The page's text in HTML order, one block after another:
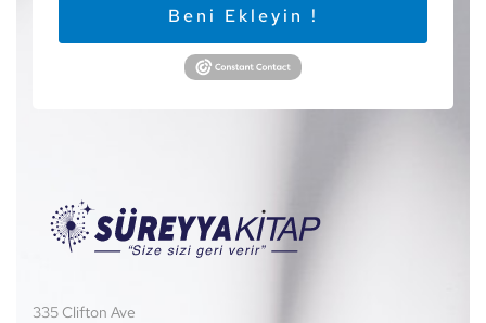
Beni Ekleyin !
335 Clifton Ave